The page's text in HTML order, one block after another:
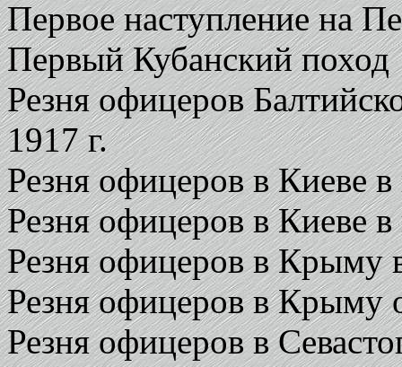
Первое наступление на
Первый Кубанский поход
Резня офицеров
1917 г.
Резня офицеров в Киеве в
Резня офицеров в Киеве в
Резня офицеров в Крыму
Резня офицеров в Крыму
Резня офицеров в